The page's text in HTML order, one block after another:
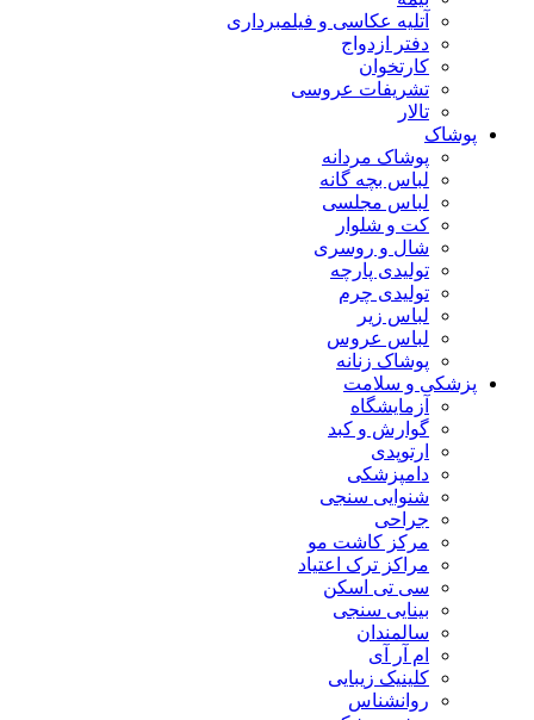
آتلیه عکاسی و فیلمبرداری
دفتر ازدواج
کارتخوان
تشریفات عروسی
تالار
پوشاک
پوشاک مردانه
لباس بچه گانه
لباس مجلسی
کت و شلوار
شال و روسری
تولیدی پارچه
تولیدی چرم
لباس زیر
لباس عروس
پوشاک زنانه
پزشکی و سلامت
آزمایشگاه
گوارش و کبد
ارتوپدی
دامپزشکی
شنوایی سنجی
جراحی
مرکز کاشت مو
مراکز ترک اعتیاد
سی تی اسکن
بینایی سنجی
سالمندان
ام آر آی
کلینیک زیبایی
روانشناس